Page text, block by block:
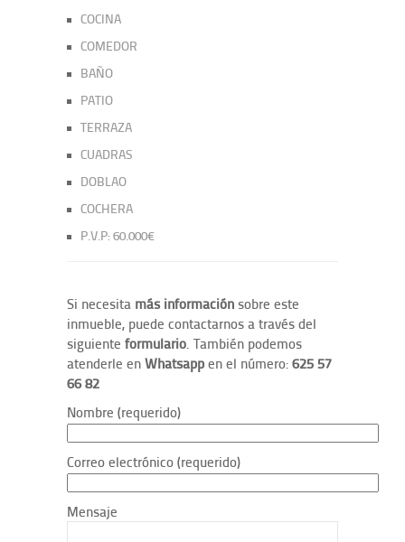
COCINA
COMEDOR
BAÑO
PATIO
TERRAZA
CUADRAS
DOBLAO
COCHERA
P.V.P: 60.000€
Si necesita más informaciónsobre este
inmueble, puede contactarnos a través del
siguiente formulario. También podemos
atenderle enWhatsappen el número:625 57
66 82
Nombre (requerido)
Correo electrónico (requerido)
Mensaje